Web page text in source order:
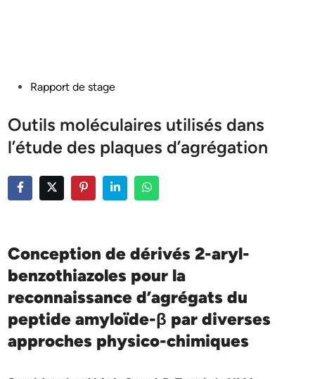
PostedRapport de stage
Outils moléculaires utilisés dans
l’étude des plaques d’agrégation
Conception de dérivés 2-aryl-
benzothiazoles pour la
reconnaissance d’agrégats du
peptide amyloïde-β pardiverses
approches physico-chimiques